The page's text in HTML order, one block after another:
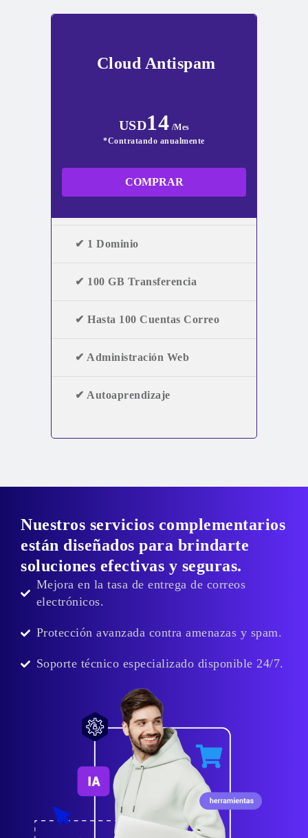
Cloud Antispam
USD14 /Mes
*Contratando anualmente
COMPRAR
✔ 1 Dominio
✔ 100 GB Transferencia
✔ Hasta 100 Cuentas Correo
✔ Administración Web
✔ Autoaprendizaje
Nuestros servicios complementarios
están diseñados para brindarte
soluciones efectivas y seguras.​
Mejora en la tasa de entrega de correos
electrónicos.​
Protección avanzada contra amenazas y spam.​
Soporte técnico especializado disponible 24/7.​